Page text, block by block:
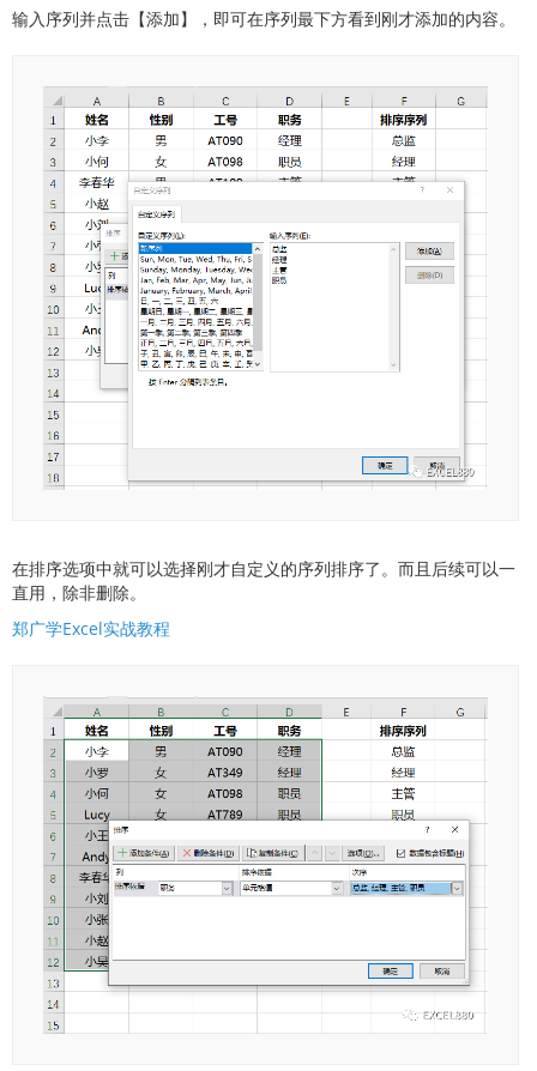
输入序列并点击【添加】，即可在序列最下方看到刚才添加的内容。
在排序选项中就可以选择刚才自定义的序列排序了。而且后续可以一
直用，除非删除。
郑广学Excel实战教程